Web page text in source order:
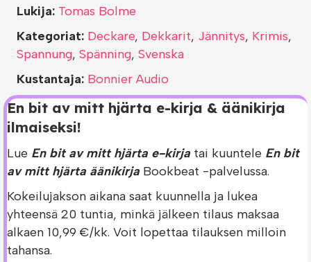
En bit av mitt hjärta e-kirja & äänikirja
ilmaiseksi!
Lue En bit av mitt hjärta e-kirja tai kuuntele En bit
av mitt hjärta äänikirja Bookbeat -palvelussa.
Kokeilujakson aikana saat kuunnella ja lukea
yhteensä 20 tuntia, minkä jälkeen tilaus maksaa
alkaen 10,99 €/kk. Voit lopettaa tilauksen milloin
tahansa.
Lukija: Tomas Bolme
Kategoriat: Deckare, Dekkarit, Jännitys, Krimis,
Spannung, Spänning, Svenska
Kustantaja: Bonnier Audio